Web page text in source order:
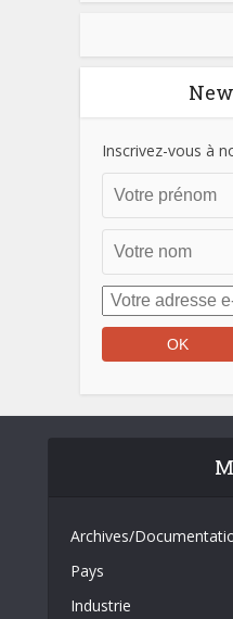
Inscrivez-vous à
Archives/
Pays
Industrie